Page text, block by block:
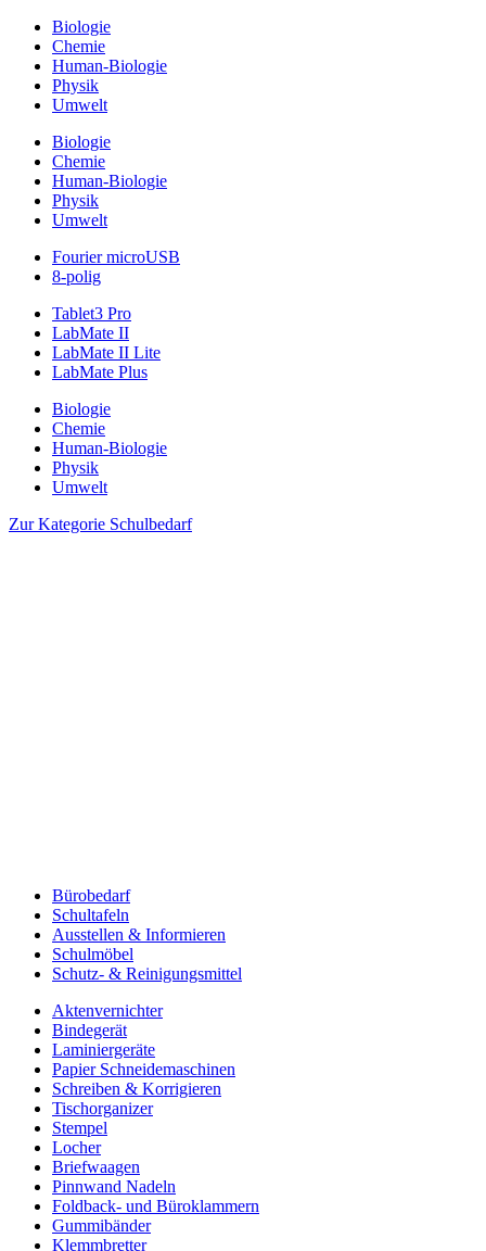
Biologie
Chemie
Human-Biologie
Physik
Umwelt
Biologie
Chemie
Human-Biologie
Physik
Umwelt
Fourier microUSB
8-polig
Tablet3 Pro
LabMate II
LabMate II Lite
LabMate Plus
Biologie
Chemie
Human-Biologie
Physik
Umwelt
Zur Kategorie Schulbedarf
Bürobedarf
Schultafeln
Ausstellen & Informieren
Schulmöbel
Schutz- & Reinigungsmittel
Aktenvernichter
Bindegerät
Laminiergeräte
Papier Schneidemaschinen
Schreiben & Korrigieren
Tischorganizer
Stempel
Locher
Briefwaagen
Pinnwand Nadeln
Foldback- und Büroklammern
Gummibänder
Klemmbretter